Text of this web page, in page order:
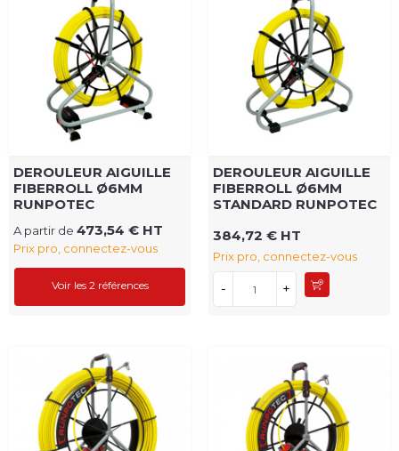
DEROULEUR AIGUILLE
FIBERROLL Ø6MM
RUNPOTEC
A partir de 473,54 € HT
Prix pro, connectez-vous
Voir les 2 références
DEROULEUR AIGUILLE
FIBERROLL Ø6MM
STANDARD RUNPOTEC
384,72 € HT
Prix pro, connectez-vous
- +